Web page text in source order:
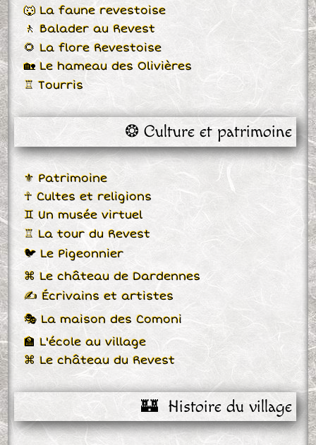
🐺 La faune revestoise
🚶 Balader au Revest
🌻 La flore Revestoise
🏡 Le hameau des Olivières
♖ Tourris
❂ Culture et patrimoine
⚜ Patrimoine
☥ Cultes et religions
♊ Un musée virtuel
♖ La tour du Revest
🐦 Le Pigeonnier
⌘ Le château de Dardennes
✍ Écrivains et artistes
🎭 La maison des Comoni
🏫 L'école au village
⌘ Le château du Revest
🏰  Histoire du village